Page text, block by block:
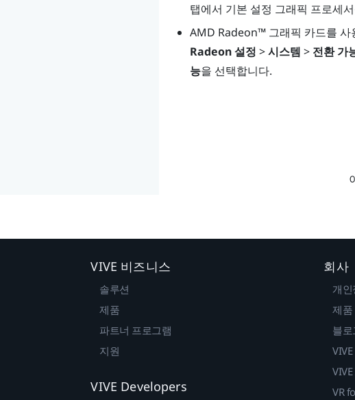
탭에서 기본 설정 그래픽 프로세
AMD Radeon™그래픽 카드를 사
Radeon 설정 >시스템 > 전환 가
능을 선택합니다.
VIVE 비즈니스
솔루션
제품
파트너 프로그램
지원
VIVE Developers
회사
개인
제품
블로
VIVE
VR